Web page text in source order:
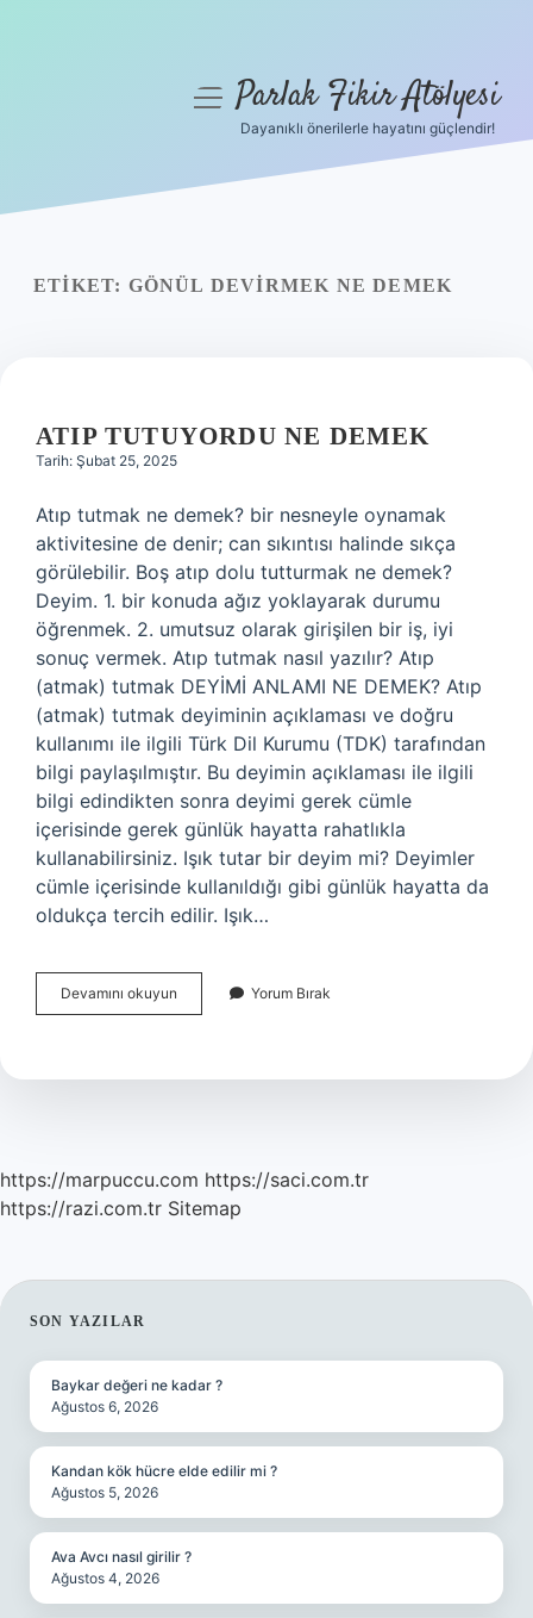
Yasal Uyarı
menüyüParlak Fikir Atölyesi
Dayanıklı önerilerle hayatını güçlendir!
ETIKET: GÖNÜL DEVIRMEK NE DEMEK
ATIP TUTUYORDU NE DEMEK
Tarih: Şubat 25, 2025
Atıp tutmak ne demek? bir nesneyle oynamak
aktivitesine de denir; can sıkıntısı halinde sıkça
görülebilir. Boş atıp dolu tutturmak ne demek?
Deyim. 1. bir konuda ağız yoklayarak durumu
öğrenmek. 2. umutsuz olarak girişilen bir iş, iyi
sonuç vermek. Atıp tutmak nasıl yazılır? Atıp
(atmak) tutmak DEYİMİ ANLAMI NE DEMEK? Atıp
(atmak) tutmak deyiminin açıklaması ve doğru
kullanımı ile ilgili Türk Dil Kurumu (TDK) tarafından
bilgi paylaşılmıştır. Bu deyimin açıklaması ile ilgili
bilgi edindikten sonra deyimi gerek cümle
içerisinde gerek günlük hayatta rahatlıkla
kullanabilirsiniz. Işık tutar bir deyim mi? Deyimler
cümle içerisinde kullanıldığı gibi günlük hayatta da
oldukça tercih edilir. Işık…
Devamını okuyun
Tutuyordu
Yorum Bırak
https://marpuccu.com https://saci.com.tr
https://razi.com.tr Sitemap
SIDEBAR
SON YAZILAR
Baykar değeri ne kadar ?
Ağustos 6, 2026
Kandan kök hücre elde edilir mi ?
Ağustos 5, 2026
Ava Avcı nasıl girilir ?
Ağustos 4, 2026